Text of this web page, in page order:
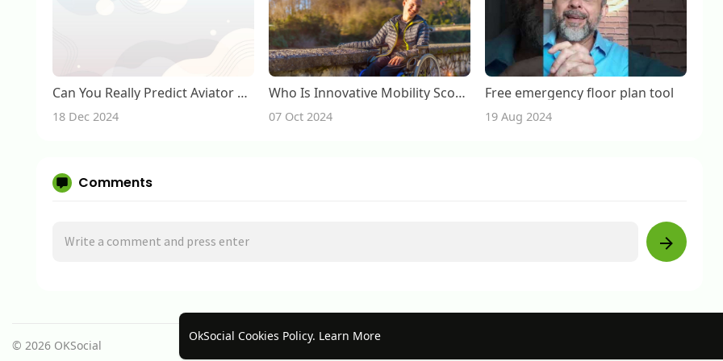
OkSocial Cookies Policy. Learn More
Can You Really Predict Aviator Games? An Analysis
18 Dec 2024
Who Is Innovative Mobility Scooters And Why You Should Care
07 Oct 2024
Free emergency floor plan tool
19 Aug 2024
Comments
© 2026 OKSocial Home About Contact Us